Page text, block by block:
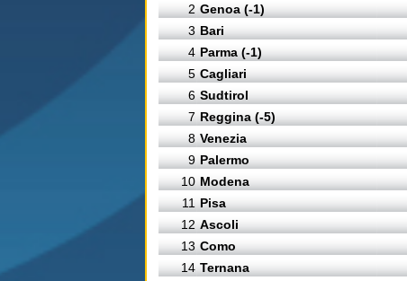
2 Genoa (-1)
3 Bari
4 Parma (-1)
5 Cagliari
6 Sudtirol
7 Reggina (-5)
8 Venezia
9 Palermo
10 Modena
11 Pisa
12 Ascoli
13 Como
14 Ternana